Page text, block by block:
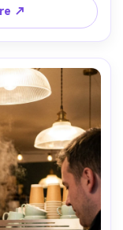
atmosphère
↗